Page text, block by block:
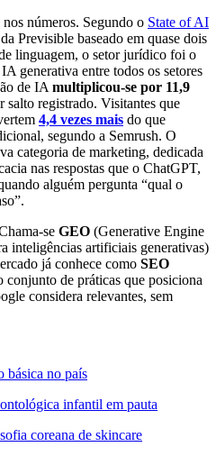
números. Segundo o State of AI
Previsible baseado em quase dois
linguagem, o setor jurídico foi o
generativa entre todos os setores
de IA multiplicou-se por 11,9
salto registrado. Visitantes que
4,4 vezes mais do que
segundo a Semrush. O
categoria de marketing, dedicada
nas respostas que o ChatGPT,
alguém pergunta “qual o
se GEO (Generative Engine
inteligências artificiais generativas)
já conhece como SEO
de práticas que posiciona
considera relevantes, sem
básica no país
infantil em pauta
coreana de skincare